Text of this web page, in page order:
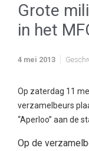
Grote
in het
4 mei 2013
Op zaterdag 11
verzamelbeurs
“Aperloo” aan de
Op de